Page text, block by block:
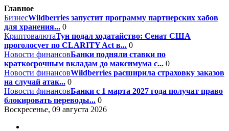
Главное
БизнесWildberries запустит программу партнерских хабов
для хранения... 0
КриптовалютаТун подал ходатайство: Сенат США
проголосует по CLARITY Act в... 0
Новости финансовБанки подняли ставки по
краткосрочным вкладам до максимума с... 0
Новости финансовWildberries расширила страховку заказов
на случай атак... 0
Новости финансовБанки с 1 марта 2027 года получат право
блокировать переводы... 0
Воскресенье, 09 августа 2026